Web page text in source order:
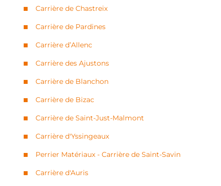
Carrière de Chastreix
Carrière de Pardines
Carrière d’Allenc
Carrière des Ajustons
Carrière de Blanchon
Carrière de Bizac
Carrière de Saint-Just-Malmont
Carrière d'Yssingeaux
Perrier Matériaux - Carrière de Saint-Savin
Carrière d'Auris